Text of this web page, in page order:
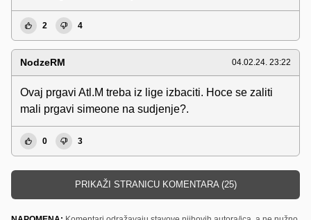
2 4
NodzeRM 04.02.24. 23:22
Ovaj prgavi Atl.M treba iz lige izbaciti. Hoce se zaliti
mali prgavi simeone na sudjenje?.
0 3
PRIKAŽI STRANICU KOMENTARA (25)